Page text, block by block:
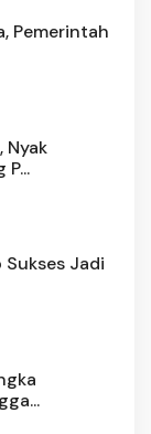
Pemerintah
Nyak
Jadi